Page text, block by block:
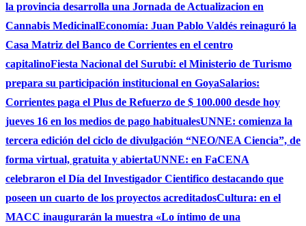
la provincia desarrolla una Jornada de Actualizacion en
Cannabis MedicinalEconomía: Juan Pablo Valdés reinaguró la
Casa Matriz del Banco de Corrientes en el centro
capitalinoFiesta Nacional del Surubí: el Ministerio de Turismo
prepara su participación institucional en GoyaSalarios:
Corrientes paga el Plus de Refuerzo de $ 100.000 desde hoy
jueves 16 en los medios de pago habitualesUNNE: comienza la
tercera edición del ciclo de divulgación “NEO/NEA Ciencia”, de
forma virtual, gratuita y abiertaUNNE: en FaCENA
celebraron el Día del Investigador Cientifico destacando que
poseen un cuarto de los proyectos acreditadosCultura: en el
MACC inaugurarán la muestra «Lo íntimo de una